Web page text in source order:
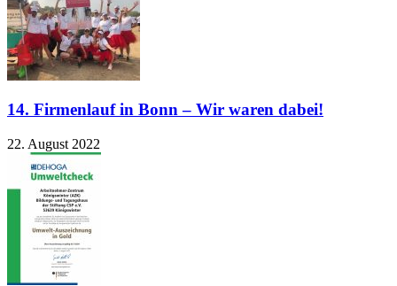
14. Firmenlauf in Bonn – Wir waren dabei!
22. August 2022